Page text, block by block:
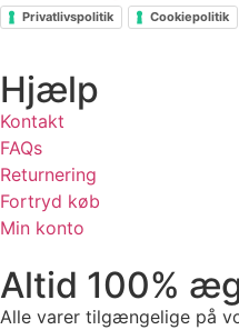
Privatlivspolitik Cookiepolitik
Hjælp
Kontakt
FAQs
Returnering
Fortryd køb
Min konto
Altid 100%
Alle varer tilgængelige på